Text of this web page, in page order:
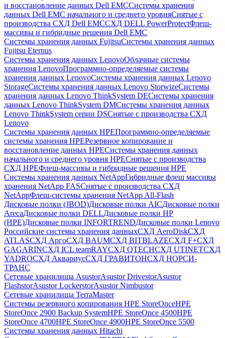
и восстановление данных Dell EMCСистемы хранения
данных Dell EMC начального и среднего уровняСнятые с
производства СХД Dell EMCСХД DELL PowerProtectФлеш-
массивы и гибридные решения Dell EMC
Системы хранения данных FujitsuСистемы хранения данных
Fujitsu Eternus
Системы хранения данных LenovoОблачные системы
хранения LenovoПрограммно-определяемые системы
хранения данных LenovoСистемы хранения данных Lenovo
StorageСистемы хранения данных Lenovo StorwizeСистемы
хранения данных Lenovo ThinkSystem DEСистемы хранения
данных Lenovo ThinkSystem DMСистемы хранения данных
Lenovo ThinkSystem серии DSСнятые с производства СХД
Lenovo
Системы хранения данных HPEПрограммно-определяемые
системы хранения HPEРезервное копирование и
восстановление данных HPEСистемы хранения данных
начального и среднего уровня HPEСнятые с производства
СХД HPEФлеш-массивы и гибридные решения HPE
Cистемы хранения данных NetAppГибридные флеш массивы
хранения NetApp FASСнятые с производства СХД
NetAppФлеш-системы хранения NetApp All-Flash
Дисковые полки (JBOD)Дисковые полки AICДисковые полки
ArecaДисковые полки DELLДисковые полки HP
(HPE)Дисковые полки INFORTRENDДисковые полки Lenovo
Российские системы хранения данныхСХД AeroDiskСХД
ATLASСХД AргоСХД BAUMСХД BITBLAZEСХД F+СХД
GAGARINСХД ICL teamRAYСХД QTECHСХД UTINETСХД
YADROСХД АквариусСХД ГРАВИТОНСХД НОРСИ-
ТРАНС
Сетевые хранилища AsustorAsustor DrivestorAsustor
FlashstorAsustor LockerstorAsustor Nimbustor
Сетевые хранилища TerraMaster
Системы резервного копирования HPE StoreOnceHPE
StoreOnce 2900 Backup SystemHPE StoreOnce 4500HPE
StoreOnce 4700HPE StoreOnce 4900HPE StoreOnce 5500
Системы хранения данных Hitachi